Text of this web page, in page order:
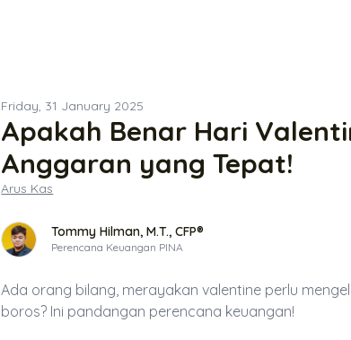
Friday, 31 January 2025
Apakah Benar Hari
Anggaran yang Tepat!
Arus Kas
Tommy Hilman, M.T., CFP®
Perencana Keuangan PINA
Ada orang bilang, merayakan valentine perlu
boros? Ini pandangan perencana keuangan!